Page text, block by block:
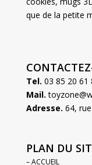
que de la petite
Tel. 03 85 20 61
Mail.
Adresse. 64,
PLAN DU
– ACCUEIL